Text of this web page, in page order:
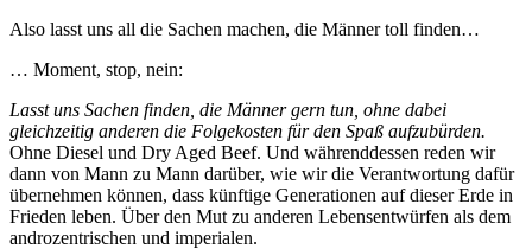
Also lasst uns all die Sachen machen, die Männer toll finden…
… Moment, stop, nein:
Lasst uns Sachen finden, die Männer gern tun, ohne dabei
gleichzeitig anderen die Folgekosten für den Spaß aufzubürden.
Ohne Diesel und Dry Aged Beef. Und währenddessen reden wir
dann von Mann zu Mann darüber, wie wir die Verantwortung dafür
übernehmen können, dass künftige Generationen auf dieser Erde in
Frieden leben. Über den Mut zu anderen Lebensentwürfen als dem
androzentrischen und imperialen.